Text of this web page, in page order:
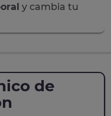
y cambia tu
de